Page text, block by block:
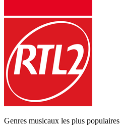
Genres musicaux les plus populaires